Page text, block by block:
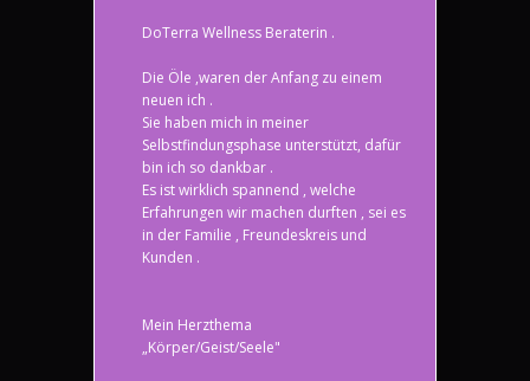
DoTerra Wellness Beraterin .
Die Öle ,waren der Anfang zu einem
neuen ich .
Sie haben mich in meiner
Selbstfindungsphase unterstützt, dafür
bin ich so dankbar .
Es ist wirklich spannend , welche
Erfahrungen wir machen durften , sei es
in der Familie , Freundeskreis und
Kunden .
Mein Herzthema
„Körper/Geist/Seele"